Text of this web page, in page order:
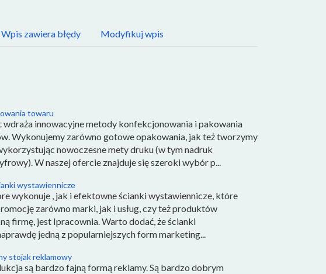
Wpis zawiera błędy Modyfikuj wpis
towaru
wdraża innowacyjne metody konfekcjonowania i pakowania
Wykonujemy zarówno gotowe opakowania, jak też tworzymy
nowoczesne mety druku (w tym nadruk
W naszej ofercie znajduje się szeroki wybór p...
wystawiennicze
wykonuje , jak i efektowne ścianki wystawiennicze, które
zarówno marki, jak i usług, czy też produktów
firmę, jest Ipracownia. Warto dodać, że ścianki
jedną z popularniejszych form marketing...
stojak reklamowy
są bardzo fajną formą reklamy. Są bardzo dobrym